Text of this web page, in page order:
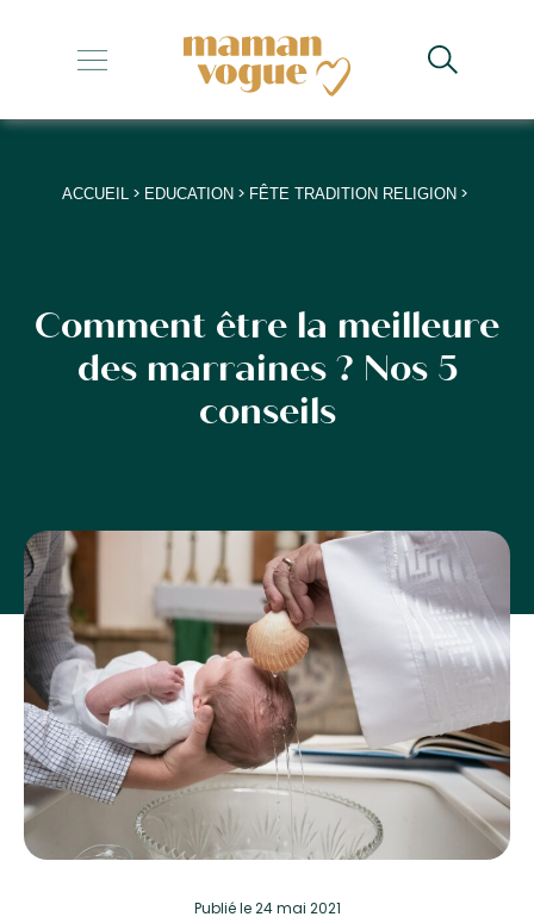
+
+
+
+
ACCUEIL > EDUCATION > FÊTE TRADITION RELIGION >
Comment être la meilleure
des marraines ? Nos 5
conseils
Publiéle 24 mai 2021